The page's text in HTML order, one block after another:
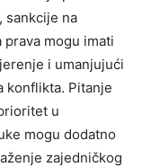
sankcije na
mogu imati
i umanjujući
konflikta. Pitanje
u
mogu dodatno
zajedničkog